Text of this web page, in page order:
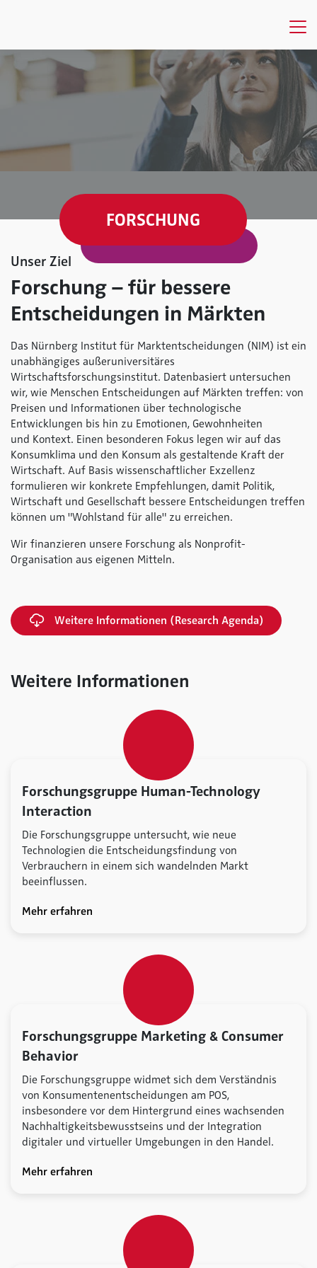
FORSCHUNG
Unser Ziel
Forschung – für bessere
Entscheidungen in Märkten
Das Nürnberg Institut für Marktentscheidungen (NIM) ist ein
unabhängiges außeruniversitäres
Wirtschaftsforschungsinstitut. Datenbasiert untersuchen
wir, wie Menschen Entscheidungen auf Märkten treffen: von
Preisen und Informationen über technologische
Entwicklungen bis hin zu Emotionen, Gewohnheiten
und Kontext. Einen besonderen Fokus legen wir auf das
Konsumklima und den Konsum als gestaltende Kraft der
Wirtschaft. Auf Basis wissenschaftlicher Exzellenz
formulieren wir konkrete Empfehlungen, damit Politik,
Wirtschaft und Gesellschaft bessere Entscheidungen treffen
können um "Wohlstand für alle" zu erreichen.
Wir finanzieren unsere Forschung als Nonprofit-
Organisation aus eigenen Mitteln.
Weitere Informationen (Research Agenda)
Weitere Informationen
Forschungsgruppe Human-Technology
Interaction
Die Forschungsgruppe untersucht, wie neue
Technologien die Entscheidungsfindung von
Verbrauchern in einem sich wandelnden Markt
beeinflussen.
Mehr erfahren
Forschungsgruppe Marketing & Consumer
Behavior
Die Forschungsgruppe widmet sich dem Verständnis
von Konsumentenentscheidungen am POS,
insbesondere vor dem Hintergrund eines wachsenden
Nachhaltigkeitsbewusstseins und der Integration
digitaler und virtueller Umgebungen in den Handel.
Mehr erfahren